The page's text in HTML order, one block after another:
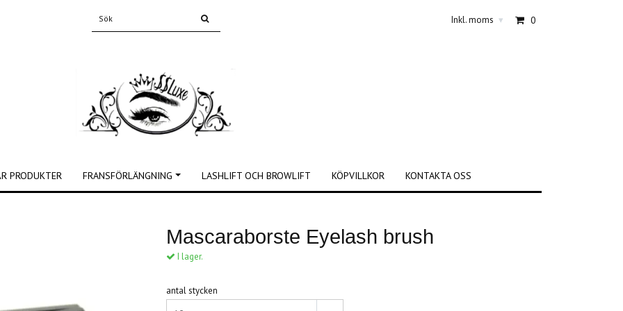
Inkl. moms ▾ 0
PRODUKTER FRANSFÖRLÄNGNING LASHLIFT OCH BROWLIFT KÖPVILLKOR KONTAKTA OSS
Mascaraborste Eyelash brush
I lager.
antal stycken